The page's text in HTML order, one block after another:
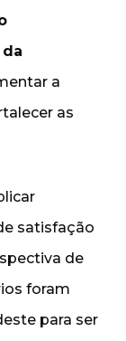
a
as
satisfação
de
foram
para ser